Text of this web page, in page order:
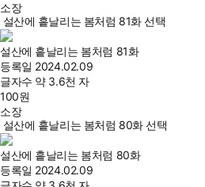
소장
설산에 흩날리는 봄처럼 81화 선택
설산에 흩날리는 봄처럼 81화
등록일 2024.02.09
글자수 약 3.6천 자
100원
소장
설산에 흩날리는 봄처럼 80화 선택
설산에 흩날리는 봄처럼 80화
등록일 2024.02.09